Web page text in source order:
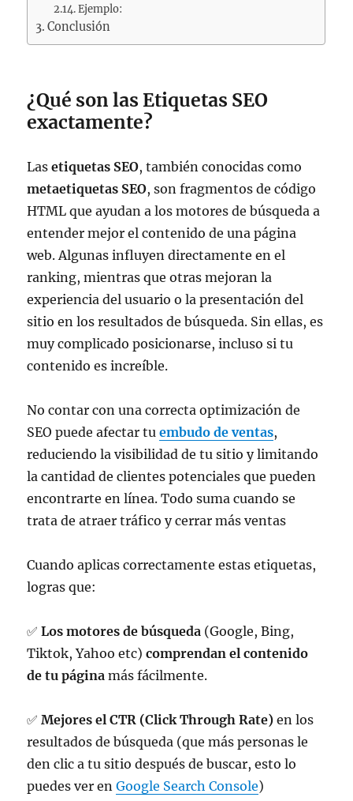
Ejemplo:
Conclusión
¿Qué son las Etiquetas SEO
exactamente?
Lasetiquetas SEO, también conocidas como
metaetiquetas SEO, son fragmentos de código
HTML que ayudan a los motores de búsqueda a
entender mejor el contenido de una página
web. Algunas influyen directamente en el
ranking, mientras que otras mejoran la
experiencia del usuario o la presentación del
sitio en los resultados de búsqueda. Sin ellas, es
muy complicado posicionarse, incluso si tu
contenido es increíble.
No contar con una correcta optimización de
SEO puede afectar tuembudo de ventas,
reduciendo la visibilidad de tu sitio y limitando
la cantidad de clientes potenciales que pueden
encontrarte en línea. Todo suma cuando se
trata de atraer tráfico y cerrar más ventas
Cuando aplicas correctamente estas etiquetas,
logras que:
✅Los motores de búsqueda (Google, Bing,
Tiktok, Yahoo etc)comprendan el contenido
de tu página más fácilmente.
✅Mejores el CTR (Click Through Rate) en los
resultados de búsqueda (que más personas le
den clic a tu sitio después de buscar, esto lo
puedes ver enGoogle Search Console)